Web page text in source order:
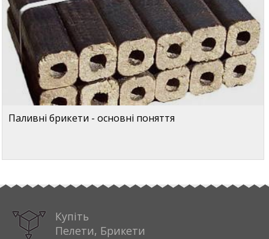
Паливні брикети - основні поняття
Купіть
Пелети, Брикети